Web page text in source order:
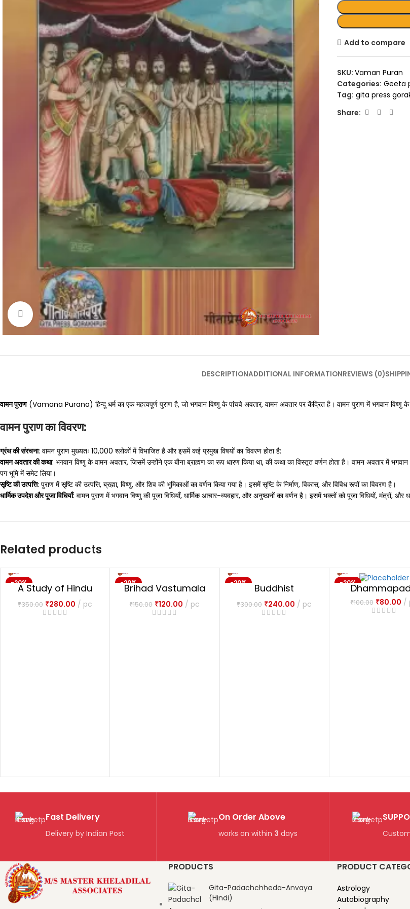
Click to enlarge
Add to compare
SKU: Vaman Puran
Categories: Geeta
Tag: gita press
Share:
DESCRIPTIONADDITIONAL INFORMATIONREVIEWS (0)
वामन पुराण(Vamana Purana) हिन्दू धर्म का एक महत्वपूर्ण पुराण है, जो भगवान विष्णु के पांचवे अवतार, वामन अवतार पर केंद्रित है। वामन पुराण में भगवान विष्णु
वामन पुराण का विवरण:
ग्रंथ की संरचना: वामन पुराण मुख्यतः 10,000 श्लोकों में विभाजित है और इसमें कई प्रमुख विषयों का विवरण होता है:
वामन अवतार की कथा: भगवान विष्णु के वामन अवतार, जिसमें उन्होंने एक बौना ब्राह्मण का रूप धारण किया था, की कथा का विस्तृत वर्णन होता है। वामन अवतार में
पग भूमि में समेट लिया।
सृष्टि की उत्पत्ति: पुराण में सृष्टि की उत्पत्ति, ब्रह्मा, विष्णु, और शिव की भूमिकाओं का वर्णन किया गया है। इसमें सृष्टि के निर्माण, विकास, और विविध रूपों का विवरण है।
धार्मिक उपदेश और पूजा विधियाँ: वामन पुराण में भगवान विष्णु की पूजा विधियाँ, धार्मिक आचार-व्यवहार, और अनुष्ठानों का वर्णन है। इसमें भक्तों को पूजा विधियों, मंत्रों, और
Related products
-20%
A Study of Hindu
Art & Architecture
₹350.00 ₹280.00 pc
-20%
Brihad Vastumala
बृहद वास्तुमाला
₹150.00 ₹120.00 pc
-20%
Buddhist
Philosophy in India
and Ceylon
₹300.00 ₹240.00 pc
-20%
₹100.00 ₹80.00
Fast Delivery
Delivery by Indian Post
On Order Above
works on within 3 days
PRODUCTS
Gita-Padachchheda-Anvaya
(Hindi)
PRODUCT
Astrology
Autobiography